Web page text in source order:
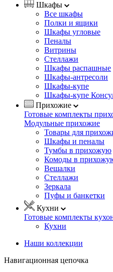
Шкафы
Все шкафы
Полки и ящики
Шкафы угловые
Пеналы
Витрины
Стеллажи
Шкафы распашные
Шкафы-антресоли
Шкафы-купе
Шкафы-купе
Прихожие
Готовые комплекты
Модульные прихожие
Товары для
Шкафы и пеналы
Тумбы в прихожую
Комоды в
Вешалки
Стеллажи
Зеркала
Пуфы и банкетки
Кухни
Готовые комплекты
Кухни
Наши коллекции
Навигационная цепочка